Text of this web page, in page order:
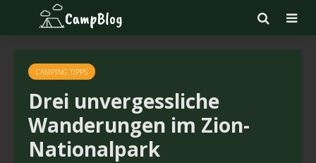
CAMPING TIPPS
Drei unvergessliche
Wanderungen im Zion-
Nationalpark